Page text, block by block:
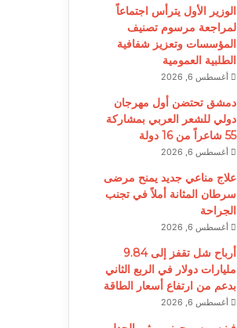
الوزير الأول يترأس اجتماعاً
لمراجعة مرسوم تصنيف
المؤسسات وتعزيز شفافية
الطلبية العمومية
أغسطس 6, 2026
دمشق تحتضن أول مهرجان
دولي للشعر العربي بمشاركة
55 شاعراً من 16 دولة
أغسطس 6, 2026
علاج مناعي جديد يمنح مرضى
سرطان المثانة أملاً في تجنب
الجراحة
أغسطس 6, 2026
أرباح شل تقفز إلى 9.84
مليارات دولار في الربع الثاني
بدعم من ارتفاع أسعار الطاقة
أغسطس 6, 2026